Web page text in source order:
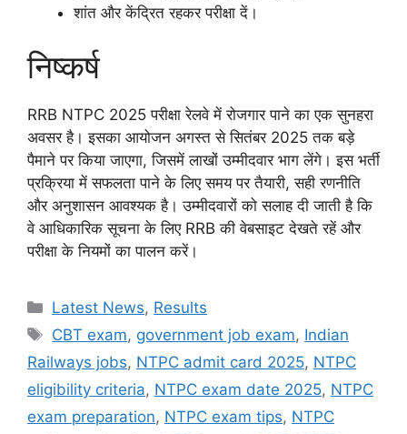
शांत और केंद्रित रहकर परीक्षा दें।
निष्कर्ष
RRB NTPC 2025 परीक्षा रेलवे में रोजगार पाने का एक सुनहरा
अवसर है। इसका आयोजन अगस्त से सितंबर 2025 तक बड़े
पैमाने पर किया जाएगा, जिसमें लाखों उम्मीदवार भाग लेंगे। इस भर्ती
प्रक्रिया में सफलता पाने के लिए समय पर तैयारी, सही रणनीति
और अनुशासन आवश्यक है। उम्मीदवारों को सलाह दी जाती है कि
वे आधिकारिक सूचना के लिए RRB की वेबसाइट देखते रहें और
परीक्षा के नियमों का पालन करें।
Categories
Latest News, Results
Tags
CBT exam, government job exam, Indian
Railways jobs, NTPC admit card 2025, NTPC
eligibility criteria, NTPC exam date 2025, NTPC
exam preparation, NTPC exam tips, NTPC